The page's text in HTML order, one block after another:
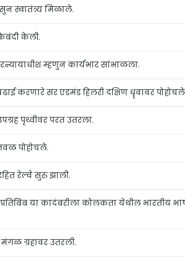
स्वातंत्र्य मिळाले.
केली.
म्हणुन कार्यभार सांभाळला.
करणारे सर एडमंड हिलरी दक्षिण धॄवावर
पृथ्वीवर परत उतरला.
पोहोचले.
रेल्वे सुरु झाली.
या कादंबरीला कोलकता येथील भारतीय
मंगळ ग्रहावर उतरली.